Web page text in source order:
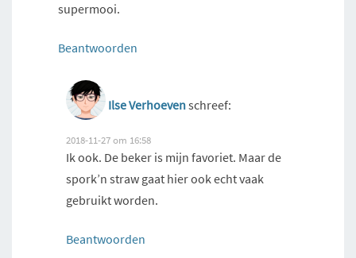
supermooi.
Beantwoorden
Ilse Verhoevenschreef:
2018-11-27 om 16:58
Ik ook. De beker is mijn favoriet. Maar de
spork’n straw gaat hier ook echt vaak
gebruikt worden.
Beantwoorden